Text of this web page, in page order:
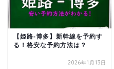
【姫路-博多】新幹線を予約す
る！格安な予約方法は？
2026年1月13日